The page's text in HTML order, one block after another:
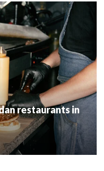
restaurants in